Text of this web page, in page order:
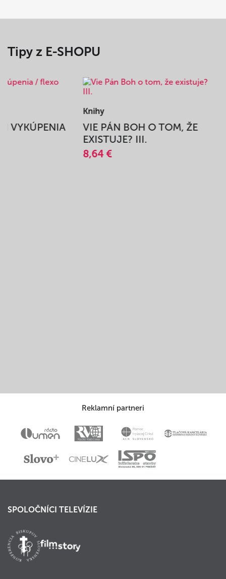
Tipy z E-SHOPU
VYKÚPENIA
Knihy
VIE PÁN BOH O TOM, ŽE
EXISTUJE? III.
8,64 €
Reklamní partneri
SPOLOČNÍCI TELEVÍZIE